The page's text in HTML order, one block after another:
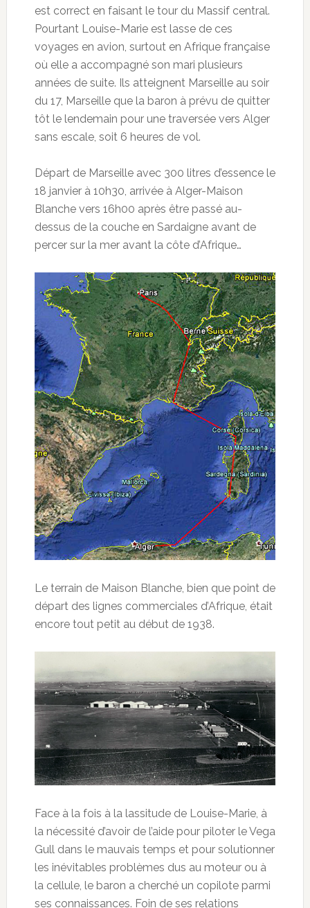
est correct en faisant le tour du Massif central.
Pourtant Louise-Marie est lasse de ces
voyages en avion, surtout en Afrique française
où elle a accompagné son mari plusieurs
années de suite. Ils atteignent Marseille au soir
du 17, Marseille que la baron à prévu de quitter
tôt le lendemain pour une traversée vers Alger
sans escale, soit 6 heures de vol.
Départ de Marseille avec 300 litres d’essence le
18 janvier à 10h30, arrivée à Alger-Maison
Blanche vers 16h00 après être passé au-
dessus de la couche en Sardaigne avant de
percer sur la mer avant la côte d’Afrique…
Le terrain de Maison Blanche, bien que point de
départ des lignes commerciales d’Afrique, était
encore tout petit au début de 1938.
Face à la fois à la lassitude de Louise-Marie, à
la nécessité d’avoir de l’aide pour piloter le Vega
Gull dans le mauvais temps et pour solutionner
les inévitables problèmes dus au moteur ou à
la cellule, le baron a cherché un copilote parmi
ses connaissances. Foin de ses relations